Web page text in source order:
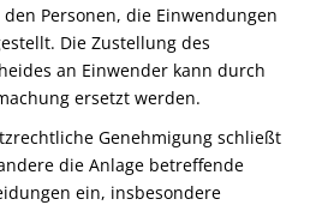
Personen, die Einwendungen
Die Zustellung des
an Einwender kann durch
ersetzt werden.
Genehmigung schließt
die Anlage betreffende
ein, insbesondere